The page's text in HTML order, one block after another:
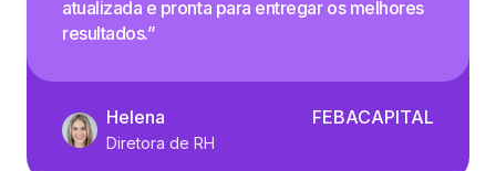
atualizada e pronta para entregar os melhores
resultados.”
Helena
Diretora de RH
FEBACAPITAL